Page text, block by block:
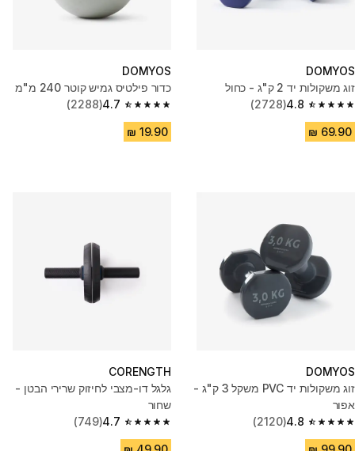
DOMYOS
זוג משקולות יד 2 ק"ג - כחול
4.8
4.8 out of 5 stars from 2728 reviews
(2728)
DOMYOS
כדור פילטיס גמיש קוטר 240 מ"מ
4.7
4.7 out of 5 stars from 2288 reviews
(2288)
DOMYOS
זוג משקולות יד PVC משקל 3 ק"ג -
אפור
4.8
4.8 out of 5 stars from 2120 reviews
(2120)
CORENGTH
גלגל דו-מצבי לחיזוק שרירי הבטן -
שחור
4.7
4.7 out of 5 stars from 749 reviews
(749)